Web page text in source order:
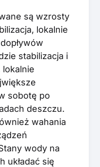
są wzrosty
lokalnie
stabilizacja i
sobotę po
deszczu.
wahania
wody na
układać się